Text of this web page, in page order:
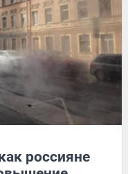
россияне